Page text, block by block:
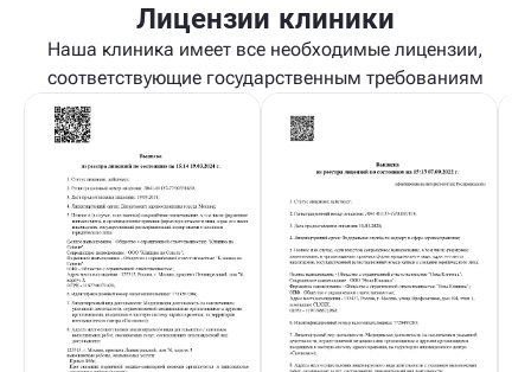
Лицензии клиники
Наша клиника имеет все необходимые лицензии,
соответствующие государственным требованиям